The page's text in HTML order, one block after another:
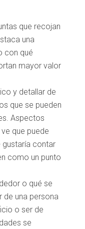
que recojan
una
con qué
mayor valor
y detallar de
que se pueden
Aspectos
que puede
gustaría contar
como un punto
o qué se
de una persona
o ser de
se